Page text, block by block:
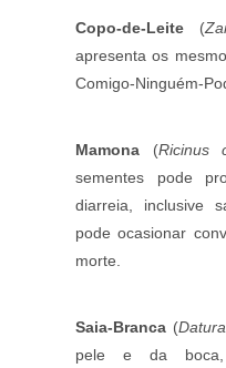
Copo-de-Leite (
apresenta os
Comigo-Ninguém-
Mamona (Ricinus
sementes pode
diarreia, inclusive
pode ocasionar
morte.
Saia-Branca (
pele e da boca,